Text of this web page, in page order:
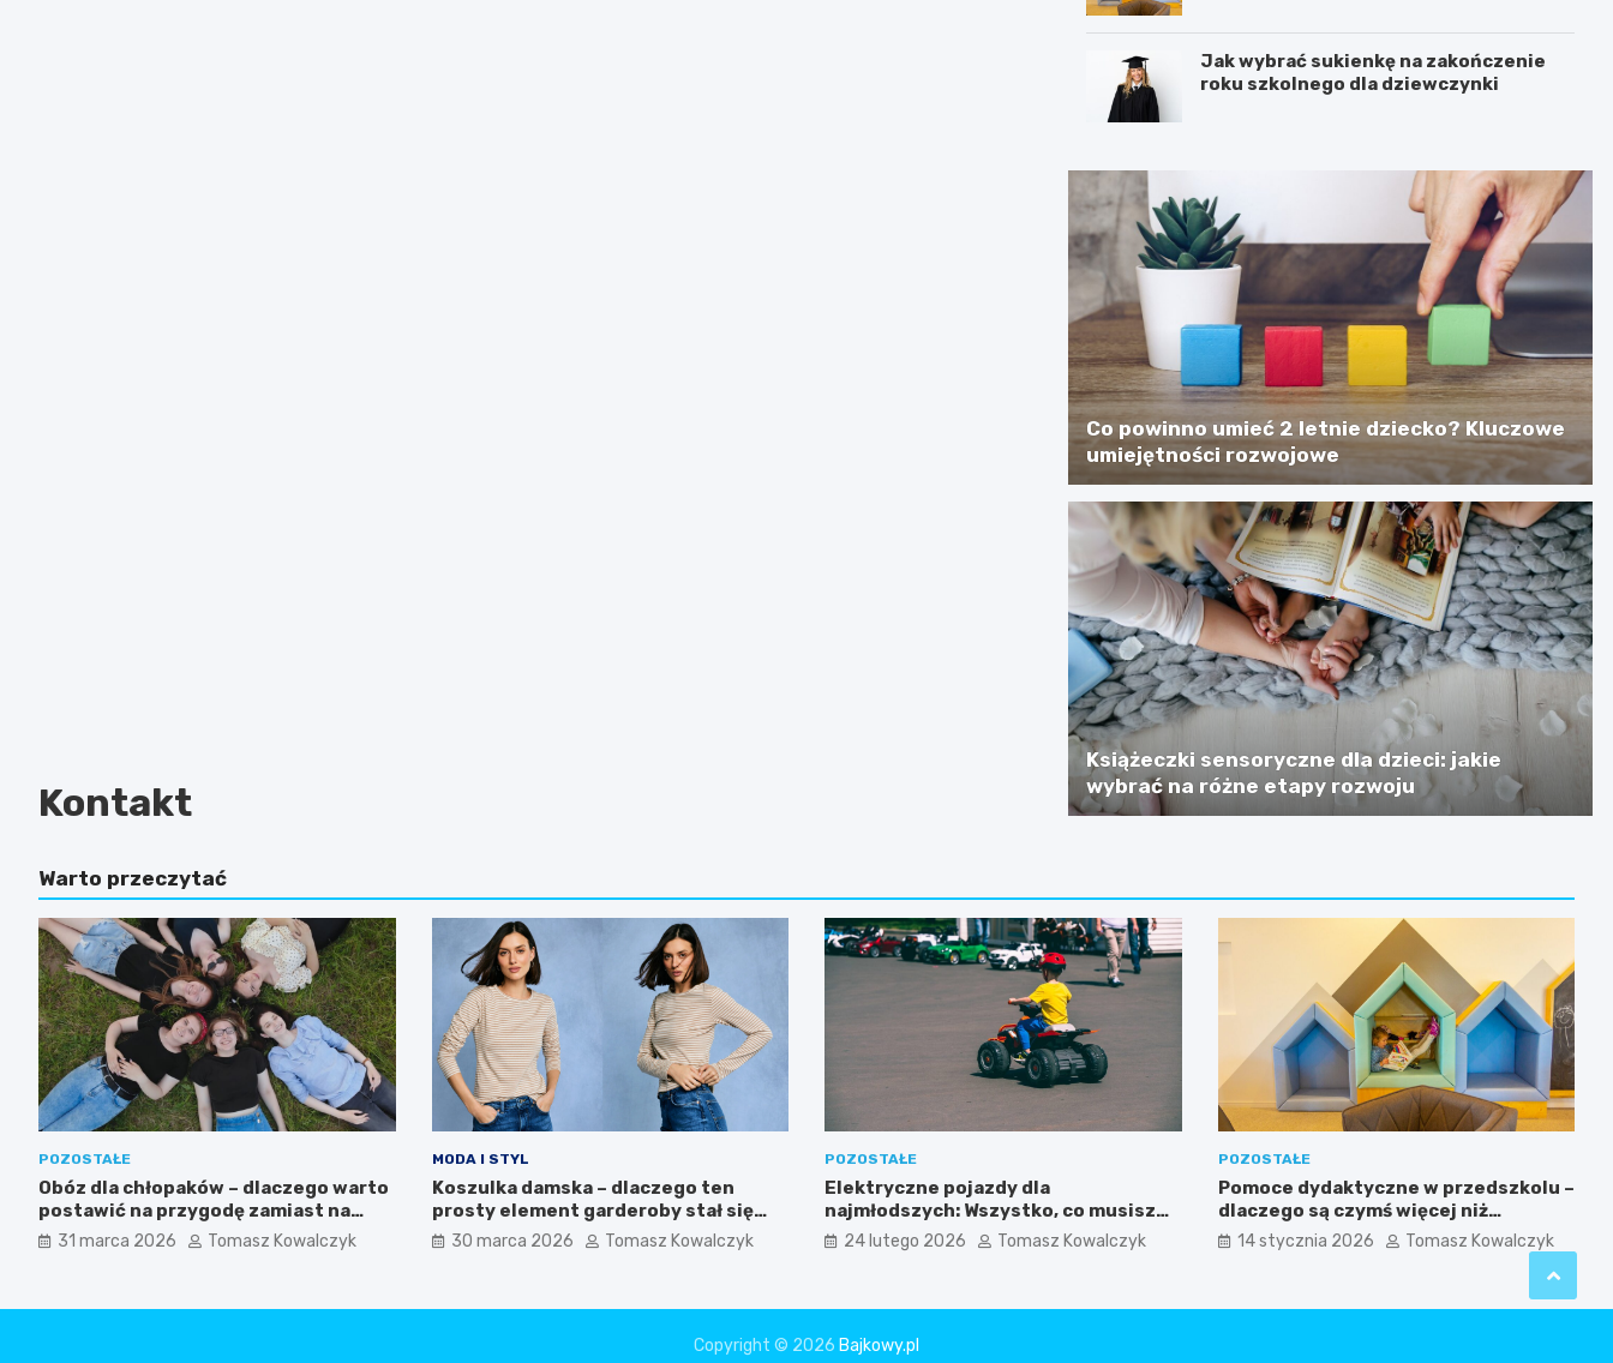
Kontakt
Jak wybrać sukienkę na zakończenie
roku szkolnego dla dziewczynki
Co powinno umieć 2 letnie dziecko? Kluczowe
umiejętności rozwojowe
Książeczki sensoryczne dla dzieci: jakie
wybrać na różne etapy rozwoju
Warto przeczytać
POZOSTAŁE
Obóz dla chłopaków – dlaczego warto
postawić na przygodę zamiast na
nudę
31 marca 2026 Tomasz Kowalczyk
MODA I STYL
Koszulka damska – dlaczego ten
prosty element garderoby stał się
filarem nowoczesnego kobiecego
30 marca 2026 Tomasz Kowalczyk
POZOSTAŁE
Elektryczne pojazdy dla
najmłodszych: Wszystko, co musisz
wiedzieć przed zakupem!
24 lutego 2026 Tomasz Kowalczyk
POZOSTAŁE
Pomoce dydaktyczne w przedszkolu –
dlaczego są czymś więcej niż
dodatkiem do zajęć?
14 stycznia 2026 Tomasz Kowalczyk
Copyright © 2026 Bajkowy.pl